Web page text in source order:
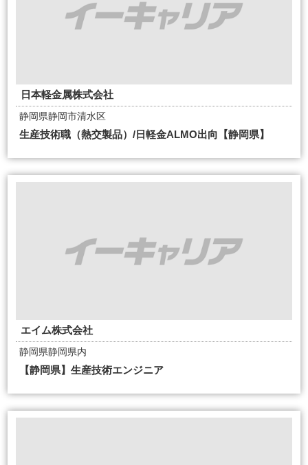
日本軽金属株式会社
静岡県静岡市清水区
生産技術職（熱交製品）/日軽金ALMO出向【静岡県】
エイム株式会社
静岡県静岡県内
【静岡県】生産技術エンジニア